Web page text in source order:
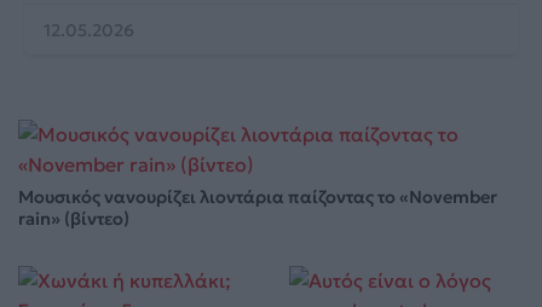
12.05.2026
Μουσικός νανουρίζει λιοντάρια παίζοντας το «November
rain» (βίντεο)